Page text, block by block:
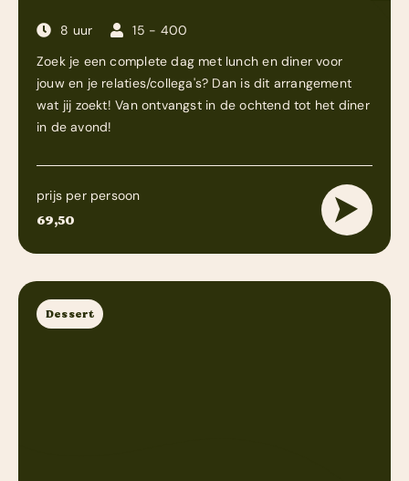
8 uur
15 - 400
Zoek je een complete dag met lunch en diner voor
jouw en je relaties/collega's? Dan is dit arrangement
wat jij zoekt! Van ontvangst in de ochtend tot het diner
in de avond!
prijs per persoon
69,50
Dessert